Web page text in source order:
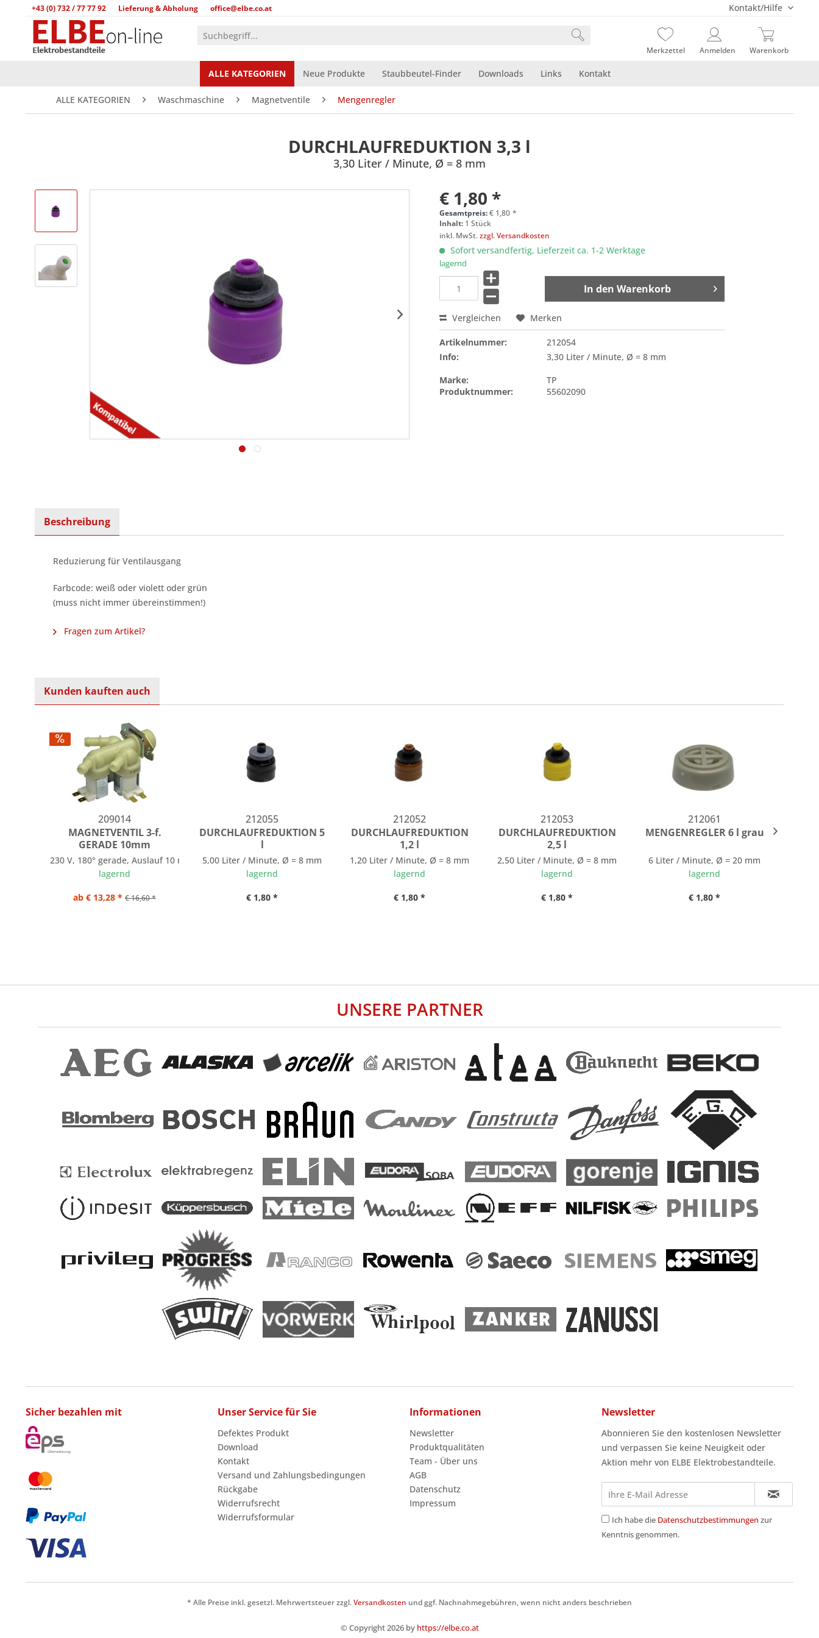
+43 (0) 732 / 77 77 92 Lieferung & Abholung office@elbe.co.at Kontakt/Hilfe
Merkzettel Anmelden Warenkorb
ALLE KATEGORIEN Neue Produkte Staubbeutel-Finder Downloads Links Kontakt
ALLE KATEGORIEN Waschmaschine Magnetventile Mengenregler
DURCHLAUFREDUKTION 3,3 l
3,30 Liter / Minute, Ø = 8 mm
€ 1,80 *
Gesamtpreis:€ 1,80 *
Inhalt: 1 Stück
inkl. MwSt.zzgl. Versandkosten
Sofort versandfertig, Lieferzeit ca. 1-2 Werktage
lagernd
In den Warenkorb
Vergleichen Merken
Artikelnummer:
212054
Info:
3,30 Liter / Minute, Ø = 8 mm
Marke:
TP
Produktnummer:
55602090
Beschreibung
Reduzierung für Ventilausgang
Farbcode: weiß oder violett oder grün
(muss nicht immer übereinstimmen!)
Fragen zum Artikel?
Kunden kauften auch
209014
MAGNETVENTIL 3-f.
GERADE 10mm
230 V, 180° gerade, Auslauf 10 mm
lagernd
ab € 13,28 * € 16,60 *
212055
DURCHLAUFREDUKTION 5
l
5,00 Liter / Minute, Ø = 8 mm
lagernd
€ 1,80 *
212052
DURCHLAUFREDUKTION
1,2 l
1,20 Liter / Minute, Ø = 8 mm
lagernd
€ 1,80 *
212053
DURCHLAUFREDUKTION
2,5 l
2,50 Liter / Minute, Ø = 8 mm
lagernd
€ 1,80 *
212061
MENGENREGLER 6 l grau
6 Liter / Minute, Ø = 20 mm
lagernd
€ 1,80 *
UNSERE PARTNER
Sicher bezahlen mit Unser Service für Sie
Defektes Produkt
Download
Kontakt
Versand und Zahlungsbedingungen
Rückgabe
Widerrufsrecht
Widerrufsformular
Informationen
Newsletter
Produktqualitäten
Team - Über uns
AGB
Datenschutz
Impressum
Newsletter
Abonnieren Sie den kostenlosen Newsletter
und verpassen Sie keine Neuigkeit oder
Aktion mehr von ELBE Elektrobestandteile.
Ich habe die Datenschutzbestimmungen zur
Kenntnis genommen.
* Alle Preise inkl. gesetzl. Mehrwertsteuer zzgl.Versandkosten und ggf. Nachnahmegebühren, wenn nicht anders beschrieben
© Copyright 2026 by https://elbe.co.at